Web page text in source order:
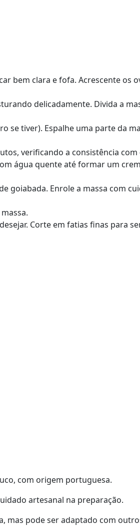
bem clara e fofa. Acrescente os
delicadamente. Divida a
se tiver). Espalhe uma parte da
verificando a consistência
água quente até formar um
goiabada. Enrole a massa com
Corte em fatias finas para
com origem portuguesa.
artesanal na preparação.
mas pode ser adaptado com